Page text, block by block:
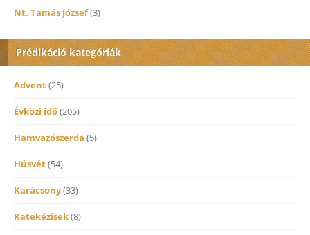
Nt. Tamás József(3)
Prédikáció kategóriák
Advent(25)
Évközi idő(205)
Hamvazószerda (5)
Húsvét(54)
Karácsony(33)
Katekézisek(8)